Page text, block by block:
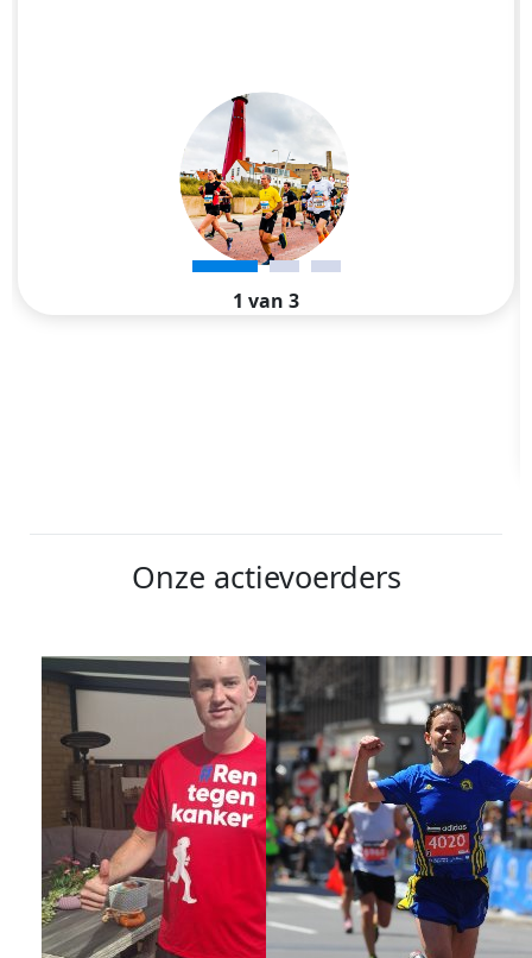
1 van 3
Onze actievoerders